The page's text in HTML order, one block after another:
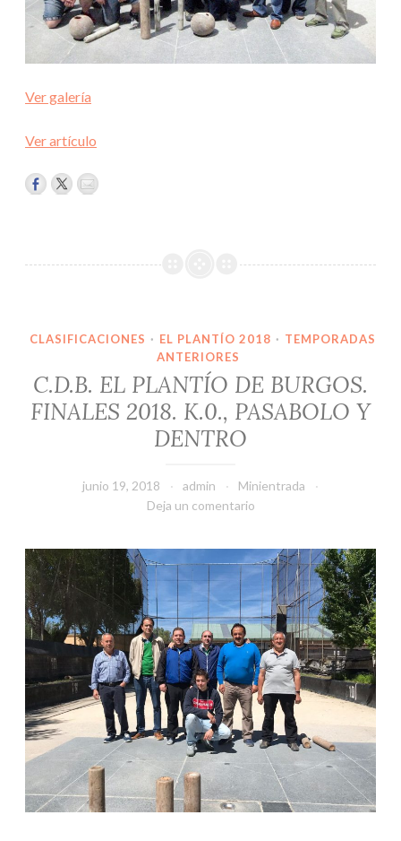
Ver galería
Ver artículo
CLASIFICACIONES · EL PLANTÍO 2018 · TEMPORADAS
ANTERIORES
C.D.B. EL PLANTÍO DE BURGOS.
FINALES 2018. K.0., PASABOLO Y
DENTRO
junio 19, 2018 admin
Minientrada
Deja un comentario